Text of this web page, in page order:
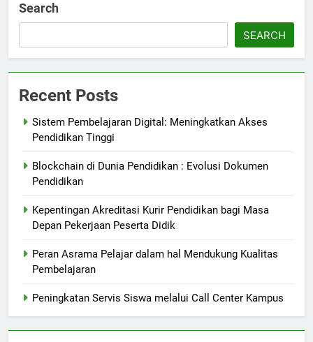
Search
SEARCH
Recent Posts
Sistem Pembelajaran Digital: Meningkatkan Akses
Pendidikan Tinggi
Blockchain di Dunia Pendidikan : Evolusi Dokumen
Pendidikan
Kepentingan Akreditasi Kurir Pendidikan bagi Masa
Depan Pekerjaan Peserta Didik
Peran Asrama Pelajar dalam hal Mendukung Kualitas
Pembelajaran
Peningkatan Servis Siswa melalui Call Center Kampus